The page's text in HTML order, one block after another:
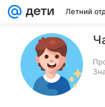
Летний